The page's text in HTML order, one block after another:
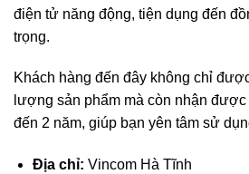
điện tử năng động, tiện dụng đến
trọng.
Khách hàng đến đây không chỉ
lượng sản phẩm mà còn nhận
đến 2 năm, giúp bạn yên tâm sử
Địa chỉ: Vincom Hà Tĩnh